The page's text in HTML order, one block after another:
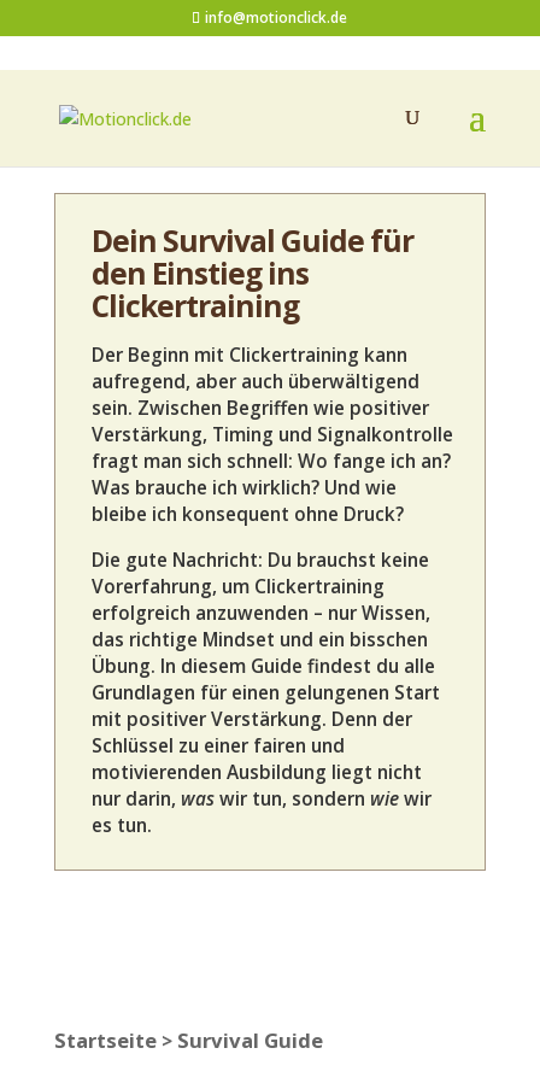
info@motionclick.de
Dein Survival Guide für
den Einstieg ins
Clickertraining
Der Beginn mit Clickertraining kann
aufregend, aber auch überwältigend
sein. Zwischen Begriffen wie positiver
Verstärkung, Timing und Signalkontrolle
fragt man sich schnell: Wo fange ich an?
Was brauche ich wirklich? Und wie
bleibe ich konsequent ohne Druck?
Die gute Nachricht: Du brauchst keine
Vorerfahrung, um Clickertraining
erfolgreich anzuwenden – nur Wissen,
das richtige Mindset und ein bisschen
Übung. In diesem Guide findest du alle
Grundlagen für einen gelungenen Start
mit positiver Verstärkung. Denn der
Schlüssel zu einer fairen und
motivierenden Ausbildung liegt nicht
nur darin, waswir tun, sondern wiewir
es tun.
Startseite> Survival Guide